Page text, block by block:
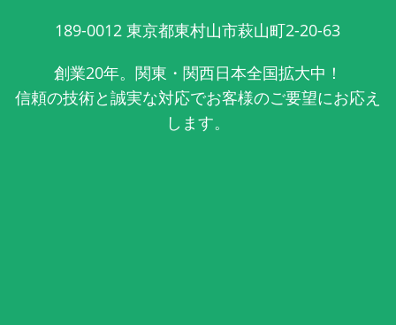
189-0012 東京都東村山市萩山町2-20-63
創業20年。関東・関西日本全国拡大中！
信頼の技術と誠実な対応でお客様のご要望にお応え
します。